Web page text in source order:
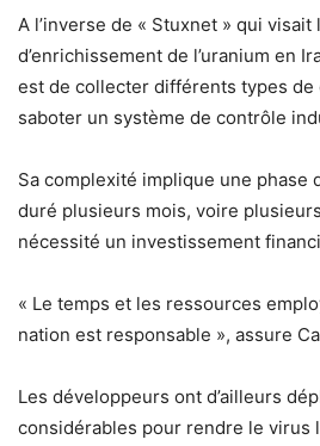
A l’inverse de « Stuxnet » qui
d’enrichissement de l’uranium en
est de collecter différents types de
saboter un système de contrôle
Sa complexité implique une phase
duré plusieurs mois, voire
nécessité un investissement
« Le temps et les ressources
nation est responsable », assure
Les développeurs ont d’ailleurs
considérables pour rendre le virus